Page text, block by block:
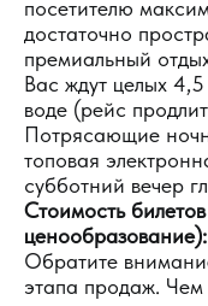
посетителю
достаточно
премиальный
Вас ждут целых
воде (рейс
Потрясающие
топовая
субботний вечер
Стоимость
ценообразование):
Обратите
этапа продаж.